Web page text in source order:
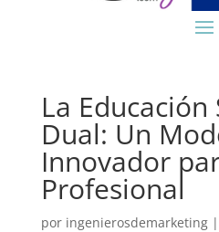
La
Dual: Un
Innovador
Profesional
por ingenierosdemarketing|